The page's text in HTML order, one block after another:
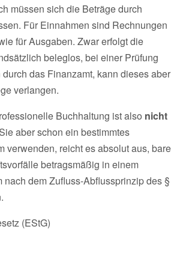
müssen sich die Beträge durch
Für Einnahmen sind Rechnungen
für Ausgaben. Zwar erfolgt die
beleglos, bei einer Prüfung
das Finanzamt, kann dieses aber
verlangen.
Buchhaltung ist also nicht
aber schon ein bestimmtes
verwenden, reicht es absolut aus, bare
betragsmäßig in einem
dem Zufluss-Abflussprinzip des §
(EStG)